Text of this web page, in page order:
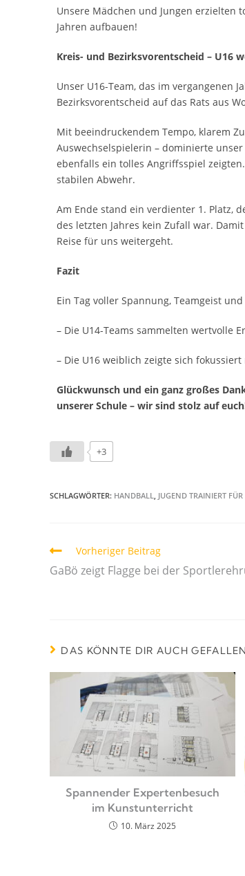
Unsere Mädchen und Jungen erzielten
Jahren aufbauen!
Kreis- und Bezirksvorentscheid – U16
Unser U16-Team, das im vergangenen
Bezirksvorentscheid auf das Rats aus
Mit beeindruckendem Tempo, klarem
Auswechselspielerin – dominierte
ebenfalls ein tolles Angriﬀsspiel
stabilen Abwehr.
Am Ende stand ein verdienter 1. Platz,
des letzten Jahres kein Zufall war.
Reise für uns weitergeht.
Fazit
Ein Tag voller Spannung, Teamgeist
– Die U14-Teams sammelten wertvolle
– Die U16 weiblich zeigte sich
Glückwunsch und ein ganz großes
unserer Schule – wir sind stolz auf
+3
SCHLAGWÖRTER: HANDBALL JUGEND TRAINIERT
Vorheriger Beitrag
GaBö zeigt Flagge bei der
DAS KÖNNTE DIR AUCH GEFALLEN
Spannender Expertenbesuch
im Kunstunterricht
10. März 2025